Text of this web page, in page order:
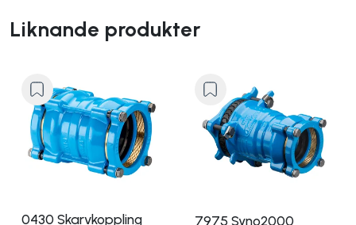
Liknande produkter
0430 Skarvkoppling
7975 Syno2000